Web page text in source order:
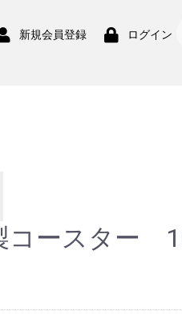
新規会員登録 ログイン
コースター